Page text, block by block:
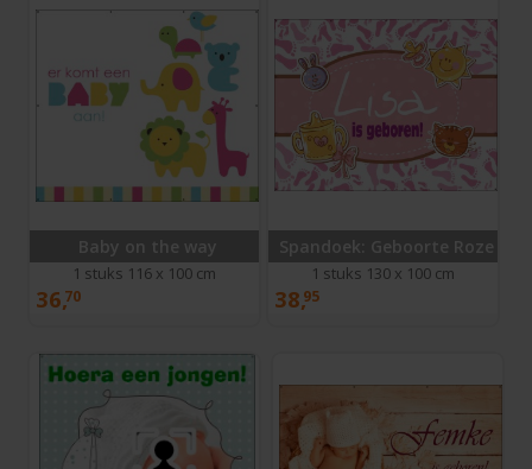
Baby on the way
1 stuks 116 x 100 cm
36,70
Spandoek: Geboorte Roze
1 stuks 130 x 100 cm
38,95